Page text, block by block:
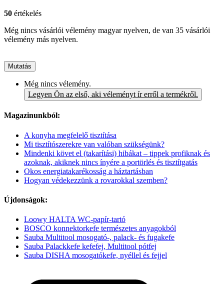
50 értékelés
Még nincs vásárlói vélemény magyar nyelven, de van 35 vásárlói
vélemény más nyelven.
Mutatás
Még nincs vélemény.
Legyen Ön az első, aki véleményt ír erről a termékről.
Magazinunkból:
A konyha megfelelő tisztítása
Mi tisztítószerekre van valóban szükségünk?
Mindenki követ el (takarítási) hibákat – tippek profiknak és
azoknak, akiknek nincs ínyére a portörlés és tisztítgatás
Okos energiatakarékosság a háztartásban
Hogyan védekezzünk a rovarokkal szemben?
Újdonságok:
Loowy HALTA WC-papír-tartó
BOSCO konnektorkefe természetes anyagokból
Sauba Multitool mosogató-, palack- és fugakefe
Sauba Palackkefe kefefej, Multitool pótfej
Sauba DISHA mosogatókefe, nyéllel és fejjel